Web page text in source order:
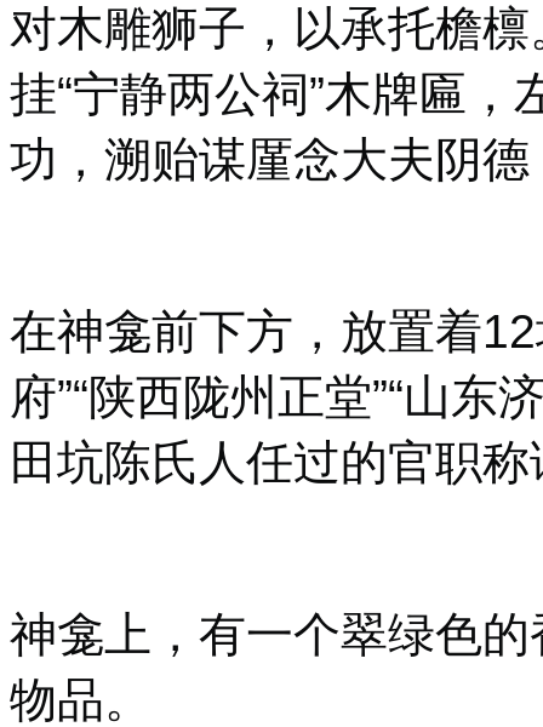
对木雕狮子，以承托檐
挂“宁静两公祠”木牌匾
功，溯贻谋厪念大夫阴
在神龛前下方，放置着
府”“陕西陇州正堂”“山东
田坑陈氏人任过的官职称
神龛上，有一个翠绿色
物品。